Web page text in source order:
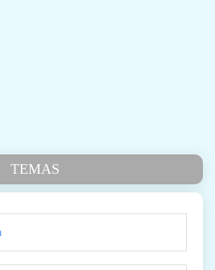
TEMAS